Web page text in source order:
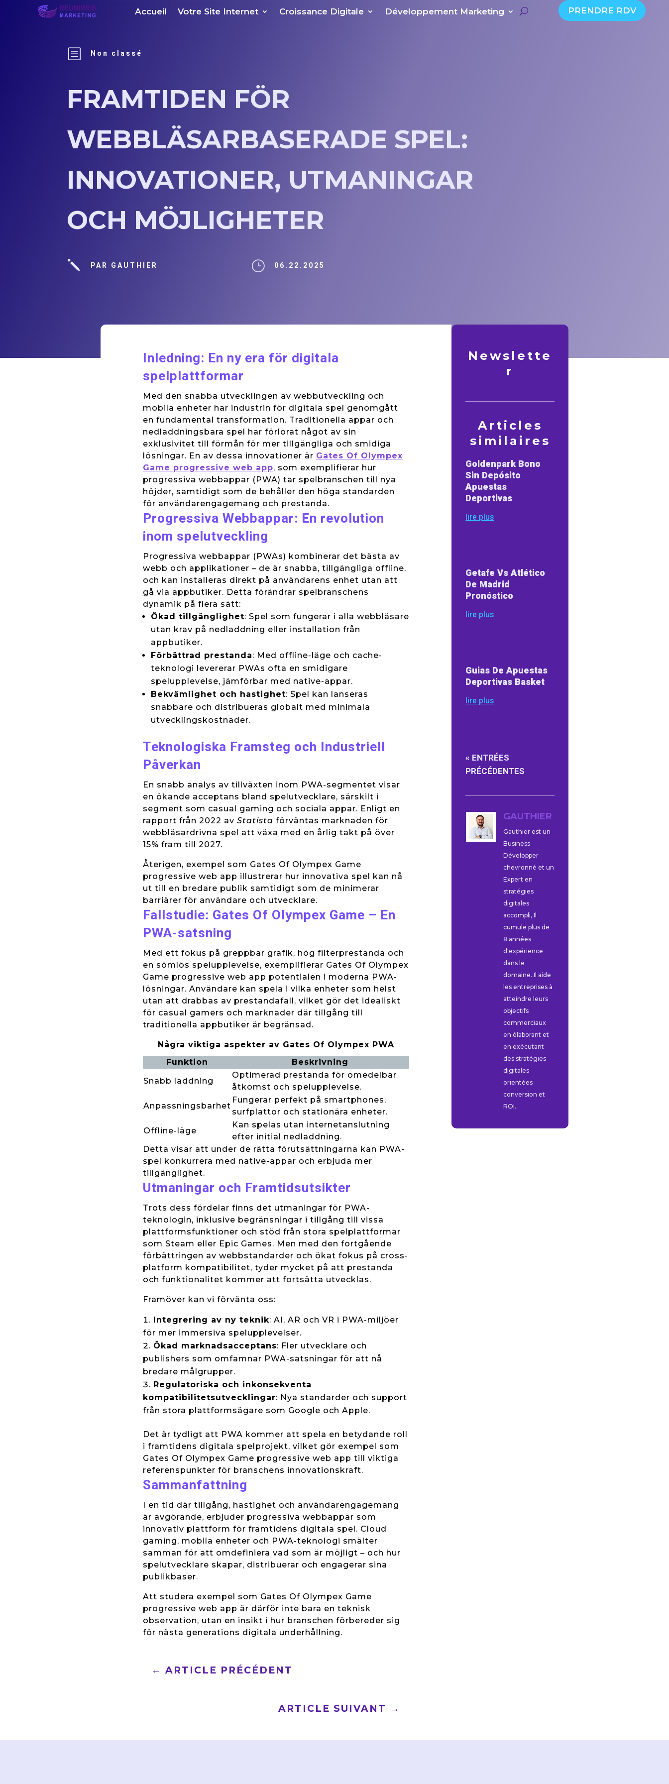
Accueil Votre Site Internet Croissance Digitale Développement Marketing PRENDRE RDV
b Non classé
FRAMTIDEN FÖR
WEBBLÄSARBASERADE SPEL:
INNOVATIONER, UTMANINGAR
OCH MÖJLIGHETER
j PAR GAUTHIER } 06.22.2025
Inledning: En ny era för digitala
spelplattformar
Med den snabba utvecklingen av webbutveckling och
mobila enheter har industrin för digitala spel genomgått
en fundamental transformation. Traditionella appar och
nedladdningsbara spel har förlorat något av sin
exklusivitet till förmån för mer tillgängliga och smidiga
lösningar. En av dessa innovationer är Gates Of Olympex
Game progressive web app, som exemplifierar hur
progressiva webbappar (PWA) tar spelbranschen till nya
höjder, samtidigt som de behåller den höga standarden
för användarengagemang och prestanda.
Progressiva Webbappar: En revolution
inom spelutveckling
Progressiva webbappar (PWAs) kombinerar det bästa av
webb och applikationer – de är snabba, tillgängliga offline,
och kan installeras direkt på användarens enhet utan att
gå via appbutiker. Detta förändrar spelbranschens
dynamik på flera sätt:
Ökad tillgänglighet: Spel som fungerar i alla webbläsare
utan krav på nedladdning eller installation från
appbutiker.
Förbättrad prestanda: Med offline-läge och cache-
teknologi levererar PWAs ofta en smidigare
spelupplevelse, jämförbar med native-appar.
Bekvämlighet och hastighet: Spel kan lanseras
snabbare och distribueras globalt med minimala
utvecklingskostnader.
Teknologiska Framsteg och Industriell
Påverkan
En snabb analys av tillväxten inom PWA-segmentet visar
en ökande acceptans bland spelutvecklare, särskilt i
segment som casual gaming och sociala appar. Enligt en
rapport från 2022 av Statista förväntas marknaden för
webbläsardrivna spel att växa med en årlig takt på över
15% fram till 2027.
Återigen, exempel som Gates Of Olympex Game
progressive web app illustrerar hur innovativa spel kan nå
ut till en bredare publik samtidigt som de minimerar
barriärer för användare och utvecklare.
Fallstudie: Gates Of Olympex Game – En
PWA-satsning
Med ett fokus på greppbar grafik, hög filterprestanda och
en sömlös spelupplevelse, exemplifierar Gates Of Olympex
Game progressive web app potentialen i moderna PWA-
lösningar. Användare kan spela i vilka enheter som helst
utan att drabbas av prestandafall, vilket gör det idealiskt
för casual gamers och marknader där tillgång till
traditionella appbutiker är begränsad.
Några viktiga aspekter av Gates Of Olympex PWA
Funktion
Beskrivning
Snabb laddning
Optimerad prestanda för omedelbar
åtkomst och spelupplevelse.
Anpassningsbarhet
Fungerar perfekt på smartphones,
surfplattor och stationära enheter.
Offline-läge
Kan spelas utan internetanslutning
efter initial nedladdning.
Detta visar att under de rätta förutsättningarna kan PWA-
spel konkurrera med native-appar och erbjuda mer
tillgänglighet.
Utmaningar och Framtidsutsikter
Trots dess fördelar finns det utmaningar för PWA-
teknologin, inklusive begränsningar i tillgång till vissa
plattformsfunktioner och stöd från stora spelplattformar
som Steam eller Epic Games. Men med den fortgående
förbättringen av webbstandarder och ökat fokus på cross-
platform kompatibilitet, tyder mycket på att prestanda
och funktionalitet kommer att fortsätta utvecklas.
Framöver kan vi förvänta oss:
Integrering av ny teknik: AI, AR och VR i PWA-miljöer
för mer immersiva spelupplevelser.
Ökad marknadsacceptans: Fler utvecklare och
publishers som omfamnar PWA-satsningar för att nå
bredare målgrupper.
Regulatoriska och inkonsekventa
kompatibilitetsutvecklingar: Nya standarder och support
från stora plattformsägare som Google och Apple.
Det är tydligt att PWA kommer att spela en betydande roll
i framtidens digitala spelprojekt, vilket gör exempel som
Gates Of Olympex Game progressive web app till viktiga
referenspunkter för branschens innovationskraft.
Sammanfattning
I en tid där tillgång, hastighet och användarengagemang
är avgörande, erbjuder progressiva webbappar som
innovativ plattform för framtidens digitala spel. Cloud
gaming, mobila enheter och PWA-teknologi smälter
samman för att omdefiniera vad som är möjligt – och hur
spelutvecklare skapar, distribuerar och engagerar sina
publikbaser.
Att studera exempel som Gates Of Olympex Game
progressive web app är därför inte bara en teknisk
observation, utan en insikt i hur branschen förbereder sig
för nästa generations digitala underhållning.
←ARTICLE PRÉCÉDENT
ARTICLE SUIVANT →
Newslette
r
Articles
similaires
Goldenpark Bono
Sin Depósito
Apuestas
Deportivas
lire plus
Getafe Vs Atlético
De Madrid
Pronóstico
lire plus
Guias De Apuestas
Deportivas Basket
lire plus
« ENTRÉES
PRÉCÉDENTES
GAUTHIER
Gauthier est un
Business
Développer
chevronné et un
Expert en
stratégies
digitales
accompli, Il
cumule plus de
8 années
d'expérience
dans le
domaine. Il aide
les entreprises à
atteindre leurs
objectifs
commerciaux
en élaborant et
en exécutant
des stratégies
digitales
orientées
conversion et
ROI.